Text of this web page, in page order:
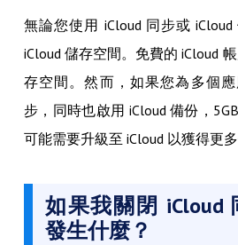
無論您使用 iCloud 同步或
iCloud 儲存空間。免費的 iCloud
存空間。然而，如果您為多個
步，同時也啟用 iCloud 備份，
可能需要升級至 iCloud 以獲得更多
如果我關閉 iCloud
發生什麼？